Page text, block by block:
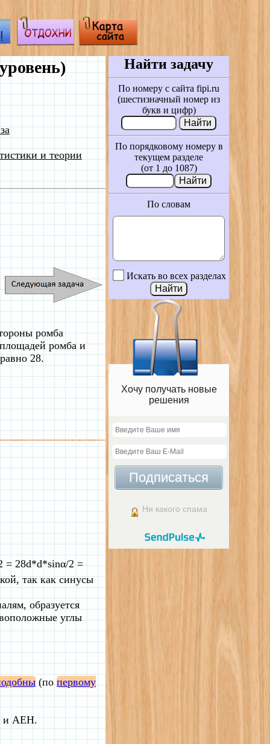
и теории
ромба
ромба и
28.
= 28d*d*sinα/2 =
так как синусы
образуется
углы
(по первому
и AEH.
Найти задачу
По номеру с сайта fipi.ru
(шестизначный номер из
букв и цифр)
По порядковому номеру в
текущем разделе
(от 1 до 1087)
По словам
Искать во всех разделах
Хочу получать новые
решения
Подписаться
Ни какого спама